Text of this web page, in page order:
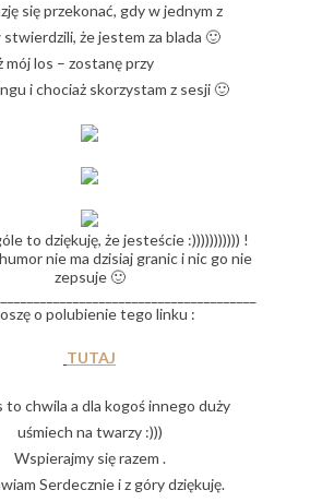
się przekonać, gdy w jednym z
że jestem za blada 🙂
mój los – zostanę przy
i chociaż skorzystam z sesji 🙂
to dziękuję, że jesteście :))))))))))) !
nie ma dzisiaj granic i nic go nie
zepsuje 🙂
o polubienie tego linku :
TUTAJ
to chwila a dla kogoś innego duży
uśmiech na twarzy :)))
Wspierajmy się razem .
Serdecznie i z góry dziękuję.